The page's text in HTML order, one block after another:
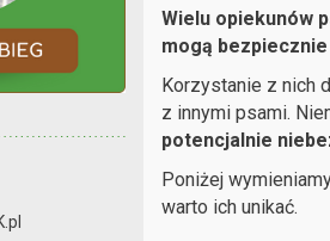
Wielu opiekunów
mogą
Korzystanie z nich
z innymi psami.
potencjalnie
Poniżej
warto ich unikać.